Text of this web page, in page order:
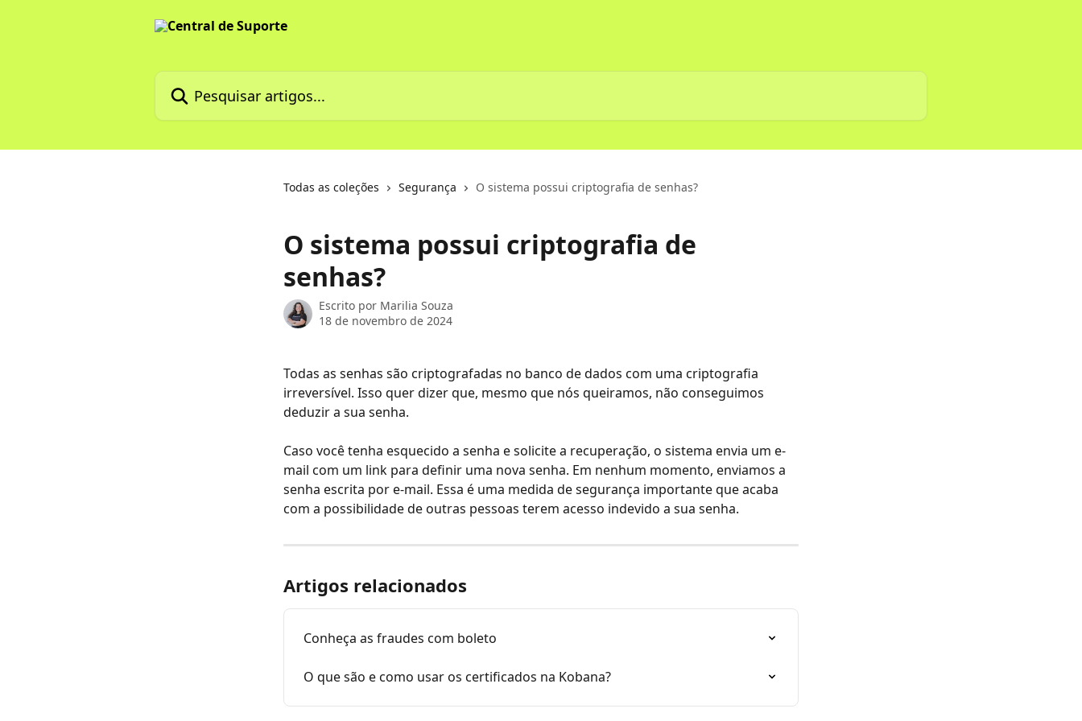
Pesquisar artigos...
Todas as coleções Segurança O sistema possui criptografia de senhas?
O sistema possui criptografia de
senhas?
Escrito por Marilia Souza
18 de novembro de 2024
Todas as senhas são criptografadas no banco de dados com uma criptografia
irreversível. Isso quer dizer que, mesmo que nós queiramos, não conseguimos
deduzir a sua senha.
Caso você tenha esquecido a senha e solicite a recuperação, o sistema envia um e-
mail com um link para definir uma nova senha. Em nenhum momento, enviamos a
senha escrita por e-mail. Essa é uma medida de segurança importante que acaba
com a possibilidade de outras pessoas terem acesso indevido a sua senha.
Artigos relacionados
Conheça as fraudes com boleto
O que são e como usar os certificados na Kobana?